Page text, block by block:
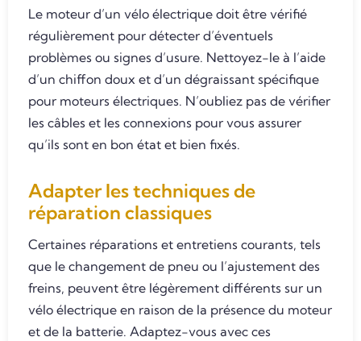
Le moteur d’un vélo électrique doit être vérifié
régulièrement pour détecter d’éventuels
problèmes ou signes d’usure. Nettoyez-le à l’aide
d’un chiffon doux et d’un dégraissant spécifique
pour moteurs électriques. N’oubliez pas de vérifier
les câbles et les connexions pour vous assurer
qu’ils sont en bon état et bien fixés.
Adapter les techniques de
réparation classiques
Certaines réparations et entretiens courants, tels
que le changement de pneu ou l’ajustement des
freins, peuvent être légèrement différents sur un
vélo électrique en raison de la présence du moteur
et de la batterie. Adaptez-vous avec ces